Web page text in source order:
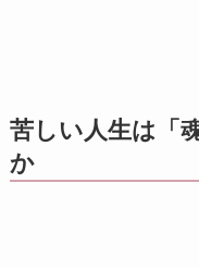
苦しい人生は「
か